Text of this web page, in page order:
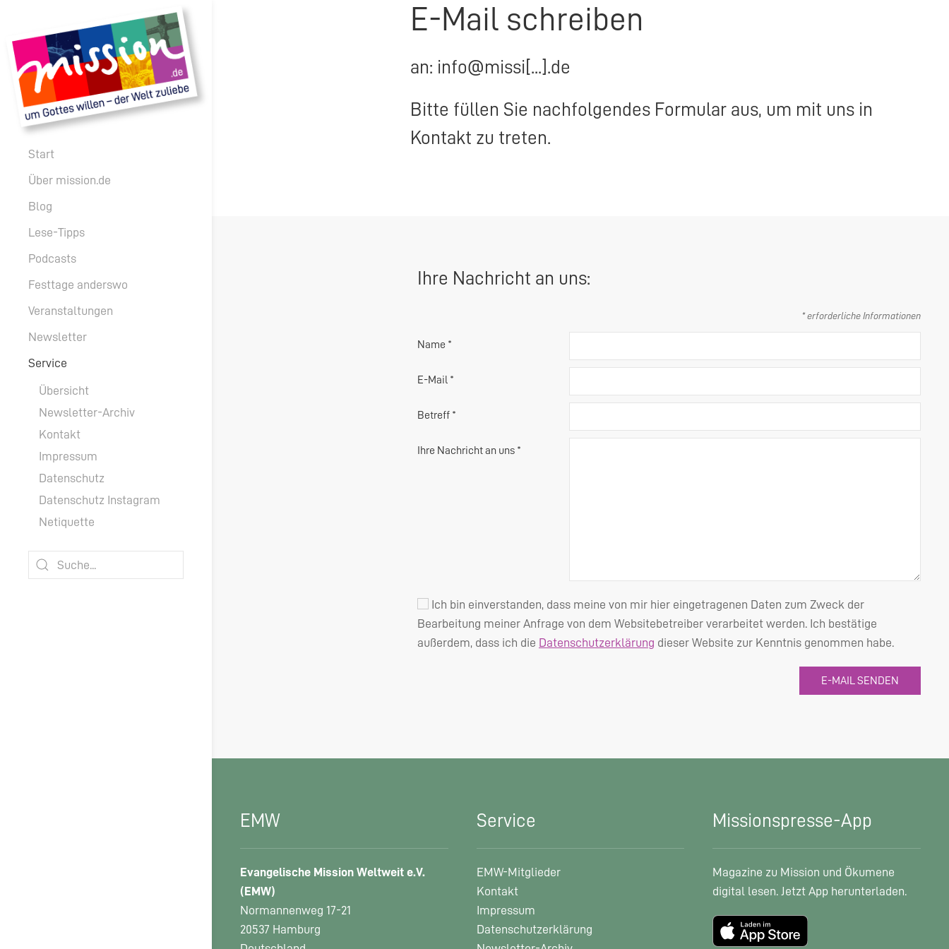
Start
Über mission.de
Blog
Lese-Tipps
Podcasts
Festtage anderswo
Veranstaltungen
Newsletter
Service
Übersicht
Newsletter-Archiv
Kontakt
Impressum
Datenschutz
Datenschutz Instagram
Netiquette
E-Mail schreiben
an: info@missi[...].de
Bitte füllen Sie nachfolgendes Formular aus, um mit uns in
Kontakt zu treten.
Ihre Nachricht an uns:
* erforderliche Informationen
Name *
E-Mail *
Betreff *
Ihre Nachricht an uns *
Ich bin einverstanden, dass meine von mir hier eingetragenen Daten zum Zweck der
Bearbeitung meiner Anfrage von dem Websitebetreiber verarbeitet werden. Ich bestätige
außerdem, dass ich die Datenschutzerklärung dieser Website zur Kenntnis genommen habe.
EMW
Evangelische Mission Weltweit e.V.
(EMW)
Normannenweg 17-21
20537 Hamburg
Service
EMW-Mitglieder
Kontakt
Impressum
Datenschutzerklärung
Missionspresse-App
Magazine zu Mission und Ökumene
digital lesen. Jetzt App herunterladen.